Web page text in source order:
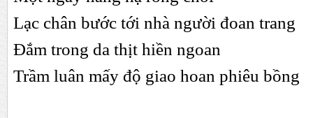
Lạc chân bước tới nhà người đoan trang
Đắm trong da thịt hiền ngoan
Trầm luân mấy độ giao hoan phiêu bồng